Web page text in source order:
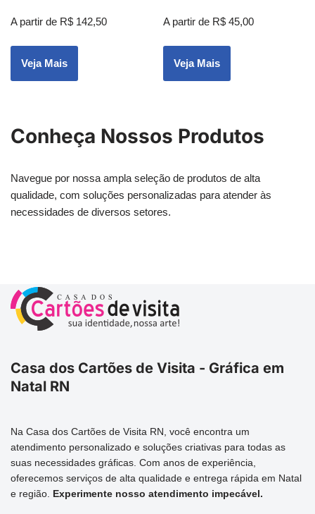
A partir de R$ 142,50
Veja Mais
A partir de R$ 45,00
Veja Mais
Conheça Nossos Produtos
Navegue por nossa ampla seleção de produtos de alta
qualidade, com soluções personalizadas para atender às
necessidades de diversos setores.
Casa dos Cartões de Visita - Gráfica em
Natal RN
Na Casa dos Cartões de Visita RN, você encontra um
atendimento personalizado e soluções criativas para todas as
suas necessidades gráficas. Com anos de experiência,
oferecemos serviços de alta qualidade e entrega rápida em Natal
e região. Experimente nosso atendimento impecável.